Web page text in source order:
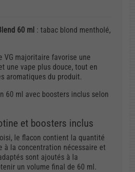
60 ml : tabac blond mentholé,
VG majoritaire favorise une
une vape plus douce, tout en
aromatiques du produit.
60 ml avec boosters inclus selon
et boosters inclus
le flacon contient la quantité
à la concentration nécessaire et
sont ajoutés à la
un volume final de 60 ml.